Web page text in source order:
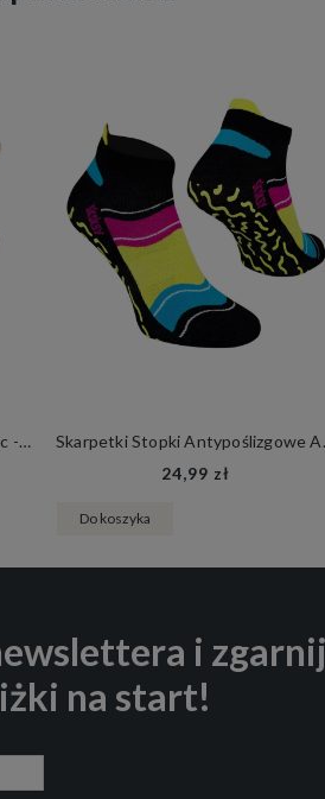
Zestaw skarpetek dla dzieci Basic - Pastel Box
Skarpetki
24,99 zł
Do koszyka
i zgarnij
na start!